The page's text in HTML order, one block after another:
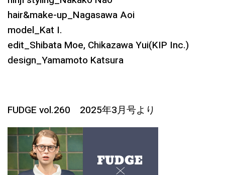
hair&make-up_Nagasawa Aoi
model_Kat I.
edit_Shibata Moe, Chikazawa Yui(KIP Inc.)
design_Yamamoto Katsura
FUDGE vol.260 2025年3月号より